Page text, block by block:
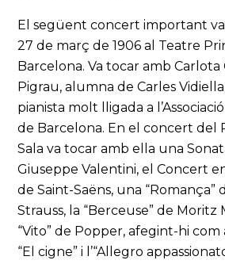
El següent concert important
27 de març de 1906 al Teatre
Barcelona. Va tocar amb Carlota
Pigrau, alumna de Carles
pianista molt lligada a
de Barcelona. En el concert del
Sala va tocar amb ella una
Giuseppe Valentini, el Concert
de Saint-Saëns, una “Romança”
Strauss, la “Berceuse” de Moritz
“Vito” de Popper, afegint-hi com
“El cigne” i l’“Allegro